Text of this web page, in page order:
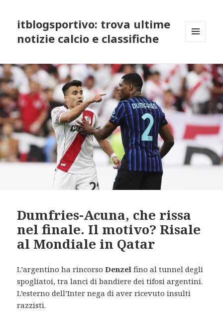
itblogsportivo: trova ultime
notizie calcio e classifiche
WIDGETS
Dumfries-Acuna, che rissa
nel finale. Il motivo? Risale
al Mondiale in Qatar
L’argentino ha rincorsoDenzel fino al tunnel degli
spogliatoi, tra lanci di bandiere dei tifosi argentini.
L’esterno dell’Inter nega di aver ricevuto insulti
razzisti.